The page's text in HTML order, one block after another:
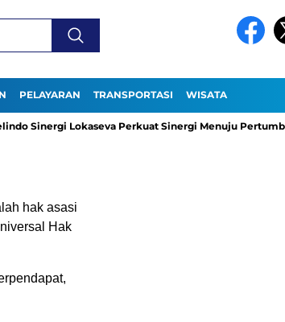
PELAYARAN TRANSPORTASI WISATA
Sinergi Lokaseva Perkuat Sinergi Menuju
hak asasi
Hak